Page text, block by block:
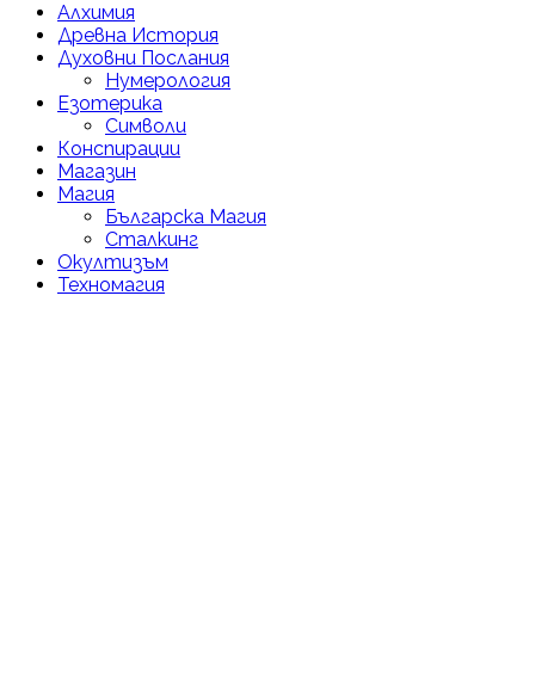
Алхимия
Древна История
Духовни Послания
Нумерология
Езотерика
Символи
Конспирации
Магазин
Магия
Българска Магия
Сталкинг
Окултизъм
Техномагия